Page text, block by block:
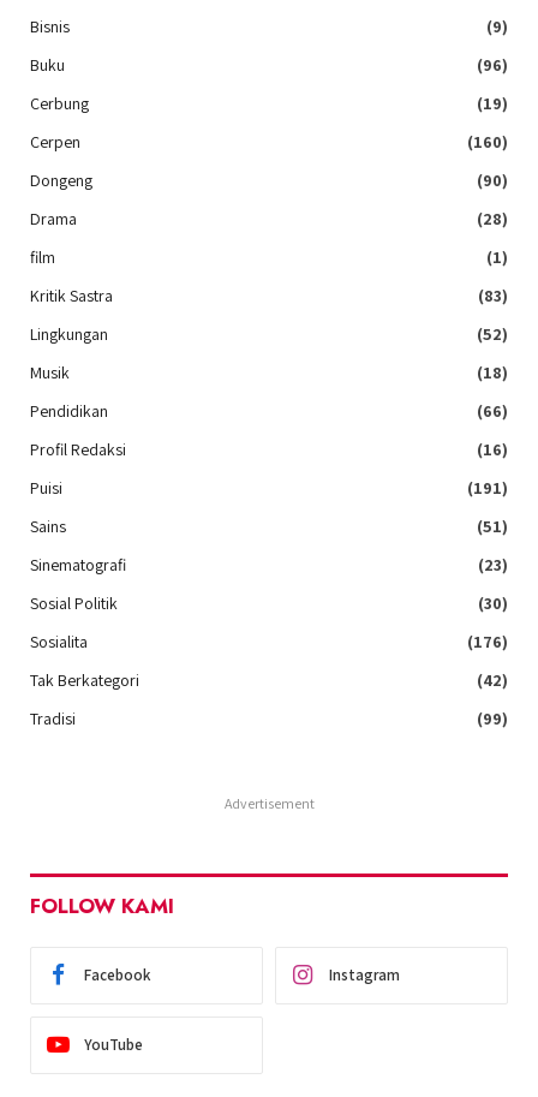
Bisnis
(9)
Buku
(96)
Cerbung
(19)
Cerpen
(160)
Dongeng
(90)
Drama
(28)
film
(1)
Kritik Sastra
(83)
Lingkungan
(52)
Musik
(18)
Pendidikan
(66)
Profil Redaksi
(16)
Puisi
(191)
Sains
(51)
Sinematografi
(23)
Sosial Politik
(30)
Sosialita
(176)
Tak Berkategori
(42)
Tradisi
(99)
Advertisement
FOLLOW KAMI
Facebook Instagram
YouTube